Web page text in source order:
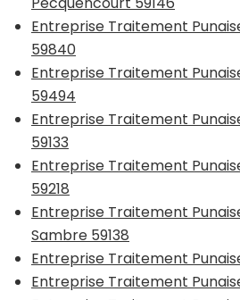
Entreprise Traitement
59840
Entreprise Traitement
59494
Entreprise Traitement
59133
Entreprise Traitement
59218
Entreprise Traitement
Sambre 59138
Entreprise Traitement
Entreprise Traitement